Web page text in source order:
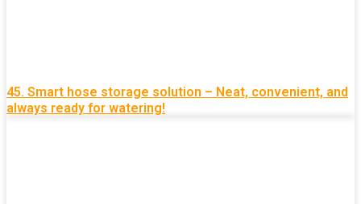
45. Smart hose storage solution – Neat, convenient, and
always ready for watering!